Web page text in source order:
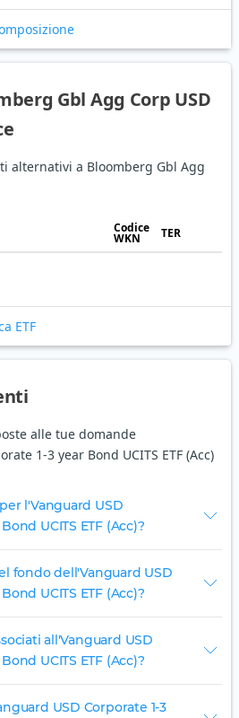
Gbl Agg Corp USD
alternativi a Bloomberg Gbl Agg
Codice
WKN TER
ETF
alle tue domande
1-3 year Bond UCITS ETF (Acc)
l'Vanguard USD
UCITS ETF (Acc)?
fondo dell'Vanguard USD
UCITS ETF (Acc)?
all'Vanguard USD
UCITS ETF (Acc)?
USD Corporate 1-3